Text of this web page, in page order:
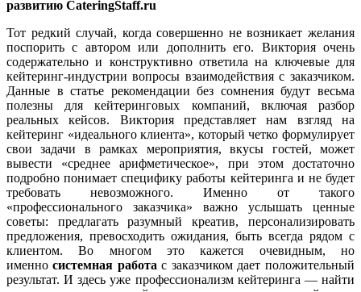
развитию CateringStaff.ru
Тот редкий случай, когда совершенно не возникает желания
поспорить с автором или дополнить его. Виктория очень
содержательно и конструктивно ответила на ключевые для
кейтеринг-индустрии вопросы взаимодействия с заказчиком.
Данные в статье рекомендации без сомнения будут весьма
полезны для кейтеринговых компаний, включая разбор
реальных кейсов. Виктория представляет нам взгляд на
кейтеринг «идеального клиента», который четко формулирует
свои задачи в рамках мероприятия, вкусы гостей, может
вывести «среднее арифметическое», при этом достаточно
подробно понимает специфику работы кейтеринга и не будет
требовать невозможного. Именно от такого
«профессионального заказчика» важно услышать ценные
советы: предлагать разумный креатив, персонализировать
предложения, превосходить ожидания, быть всегда рядом с
клиентом. Во многом это кажется очевидным, но
именносистемная работа с заказчиком дает положительный
результат. И здесь уже профессионализм кейтеринга — найти